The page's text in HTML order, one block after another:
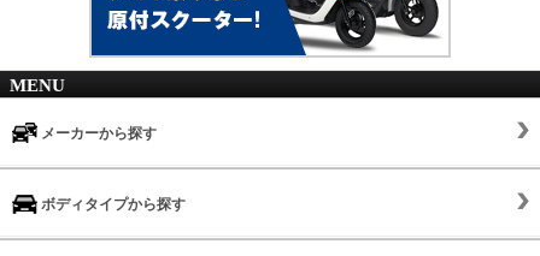
MENU
メーカーから探す
ボディタイプから探す